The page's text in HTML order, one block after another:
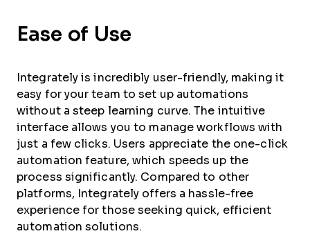
Ease of Use
Integrately is incredibly user-friendly, making it
easy for your team to set up automations
without a steep learning curve. The intuitive
interface allows you to manage workflows with
just a few clicks. Users appreciate the one-click
automation feature, which speeds up the
process significantly. Compared to other
platforms, Integrately offers a hassle-free
experience for those seeking quick, efficient
automation solutions.